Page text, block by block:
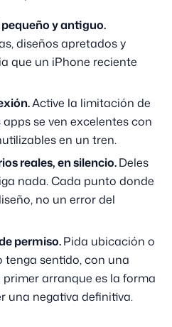
y antiguo.
diseños apretados y
que un iPhone reciente
Active la limitación de
se ven excelentes con
en un tren.
reales, en silencio.Deles
nada. Cada punto donde
no un error del
permiso.Pida ubicación o
sentido, con una
arranque es la forma
una negativa definitiva.